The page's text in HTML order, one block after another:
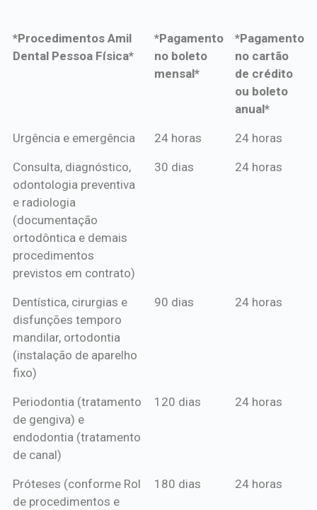
*Procedimentos Amil
Dental Pessoa Física*
*Pagamento
no boleto
mensal*
*Pagamento
no cartão
de crédito
ou boleto
anual*
*Procedimentos Amil
*Pagamento
mensal*
*Pagamento
de crédito
Urgência e emergência 24 horas 24 horas
Consulta, diagnóstico,
odontologia preventiva
e radiologia
(documentação
ortodôntica e demais
procedimentos
previstos em contrato)
30 dias 24 horas
Dentística, cirurgias e
disfunções temporo
mandilar, ortodontia
(instalação de aparelho
fixo)
90 dias 24 horas
Periodontia (tratamento
de gengiva) e
endodontia (tratamento
de canal)
120 dias 24 horas
Próteses (conforme Rol
de procedimentos e
180 dias 24 horas